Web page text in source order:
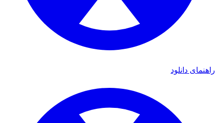
دانلود